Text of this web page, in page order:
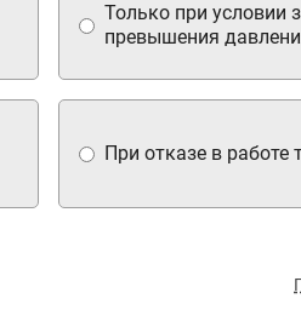
При отказе в работе
Только при условии
превышения